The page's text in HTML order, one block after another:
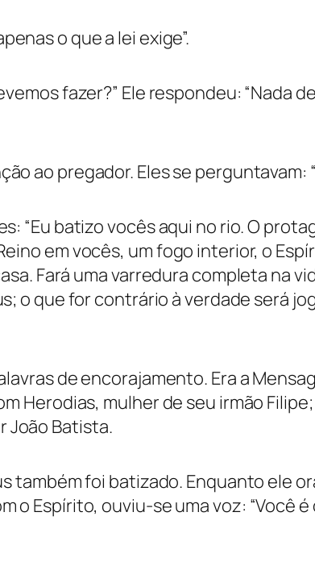
o que a lei exige”.
fazer?” Ele respondeu: “Nada
ao pregador. Eles se perguntavam:
“Eu batizo vocês aqui no rio. O
em vocês, um fogo interior, o
Fará uma varredura completa na
o que for contrário à verdade será
de encorajamento. Era a
Herodias, mulher de seu irmão
João Batista.
também foi batizado. Enquanto ele
o Espírito, ouviu-se uma voz: “Você